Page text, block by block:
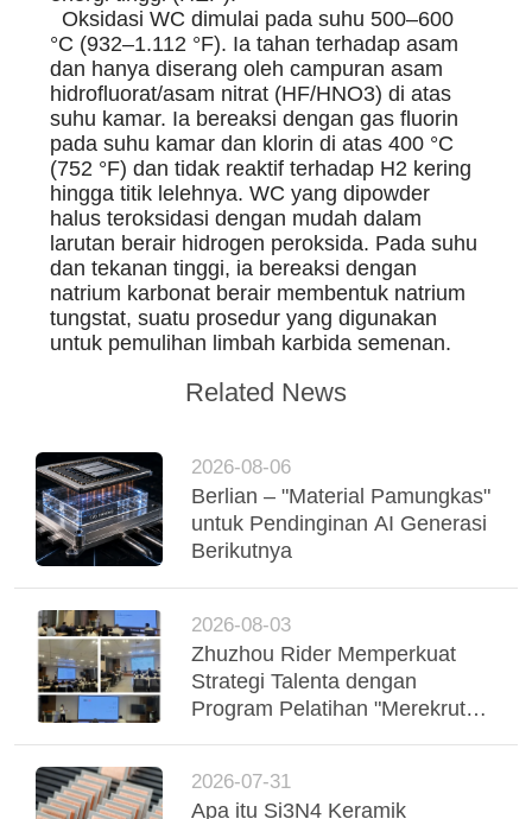
Oksidasi WC dimulai pada suhu 500–600
°C (932–1.112 °F). Ia tahan terhadap asam
dan hanya diserang oleh campuran asam
hidrofluorat/asam nitrat (HF/HNO3) di atas
suhu kamar. Ia bereaksi dengan gas fluorin
pada suhu kamar dan klorin di atas 400 °C
(752 °F) dan tidak reaktif terhadap H2 kering
hingga titik lelehnya. WC yang dipowder
halus teroksidasi dengan mudah dalam
larutan berair hidrogen peroksida. Pada suhu
dan tekanan tinggi, ia bereaksi dengan
natrium karbonat berair membentuk natrium
tungstat, suatu prosedur yang digunakan
untuk pemulihan limbah karbida semenan.
Related News
2026-08-06
Berlian – "Material Pamungkas"
untuk Pendinginan AI Generasi
Berikutnya
2026-08-03
Zhuzhou Rider Memperkuat
Strategi Talenta dengan
Program Pelatihan "Merekrut
2026-07-31
Apa itu Si3N4 Keramik